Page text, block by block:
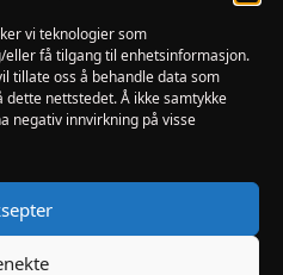
vi teknologier som
få tilgang til enhetsinformasjon.
tillate oss å behandle data som
nettstedet. Å ikke samtykke
negativ innvirkning på visse
09:00-17:00
10:00-15:00
STENGT
: 10:00-13:00
SIDE